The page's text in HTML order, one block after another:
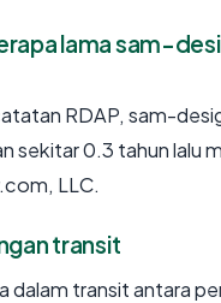
lama sam-
RDAP, sam-
sekitar 0.3 tahun lalu
LLC.
transit
dalam transit antara